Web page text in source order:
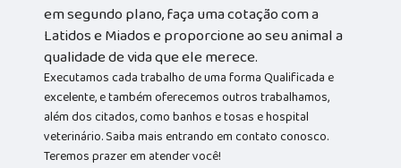
em segundo plano, faça uma cotação com a
Latidos e Miados e proporcione ao seu animal a
qualidade de vida que ele merece.
Executamos cada trabalho de uma forma Qualificada e
excelente, e também oferecemos outros trabalhamos,
além dos citados, como banhos e tosas e hospital
veterinário. Saiba mais entrando em contato conosco.
Teremos prazer em atender você!